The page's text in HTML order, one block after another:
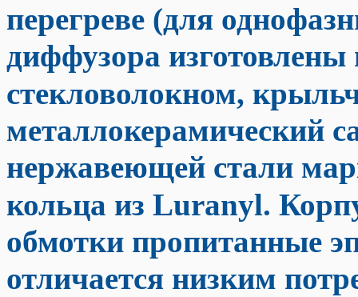
перегреве (для
диффузора изготовлены
стекловолокном,
металлокерамический
нержавеющей стали
кольца из Luranyl.
обмотки пропитанные
отличается низким